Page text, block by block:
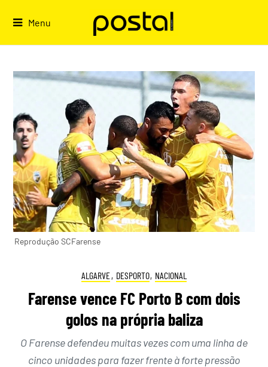
Menu
Reprodução SCFarense
ALGARVE, DESPORTO, NACIONAL
Farense vence FC Porto B com dois
golos na própria baliza
O Farense defendeu muitas vezes com uma linha de
cinco unidades para fazer frente à forte pressão